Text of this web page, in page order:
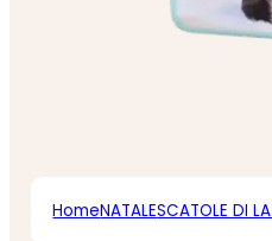
HomeNATALESCATOLE DI